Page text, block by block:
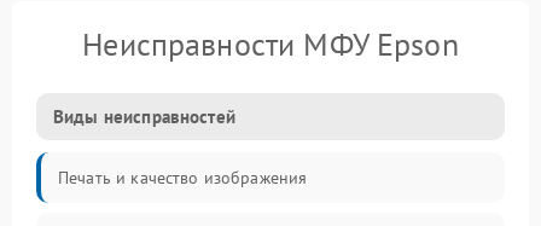
Неисправности МФУ Epson
Виды неисправностей
Печать и качество изображения